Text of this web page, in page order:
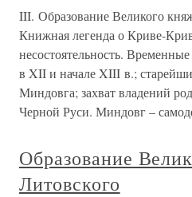
III. Образование Великого
Книжная легенда о Криве-
несостоятельность.
в XII и начале XIII в.;
Миндовга; захват владений
Черной Руси. Миндовг –
Образование
Литовского